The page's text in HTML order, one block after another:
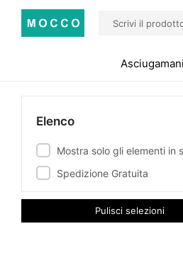
Elenco
Mostra solo gli elementi in
Spedizione Gratuita
Pulisci selezioni